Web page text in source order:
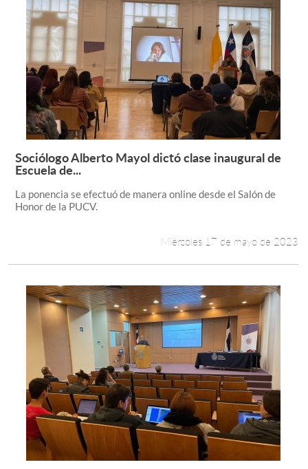
Leer más +
Sociólogo Alberto Mayol dictó clase inaugural de
Escuela de...
La ponencia se efectuó de manera online desde el Salón de
Honor de la PUCV.
Miércoles 17 de mayo de 2023